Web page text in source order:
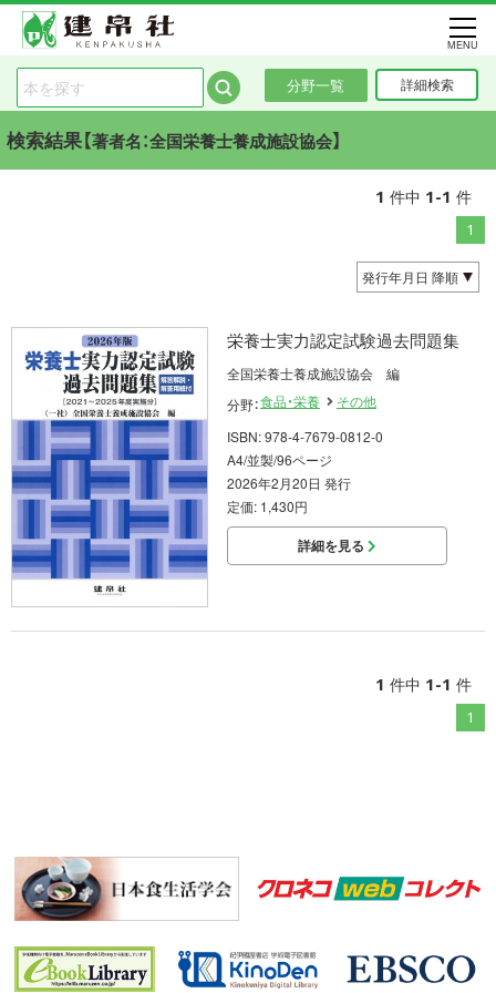
分野一覧 詳細検索
MENU
検索結果【著者名：全国栄養士養成施設協会】
1 件中 1-1 件
1
栄養士実力認定試験過去問題集
全国栄養士養成施設協会 編
分野：食品・栄養
その他
ISBN: 978-4-7679-0812-0
A4/並製/96ページ
2026年2月20日 発行
定価: 1,430円
詳細を見る
1 件中 1-1 件
1